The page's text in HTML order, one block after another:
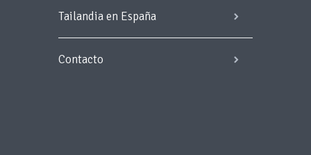
Tailandia en España
Contacto